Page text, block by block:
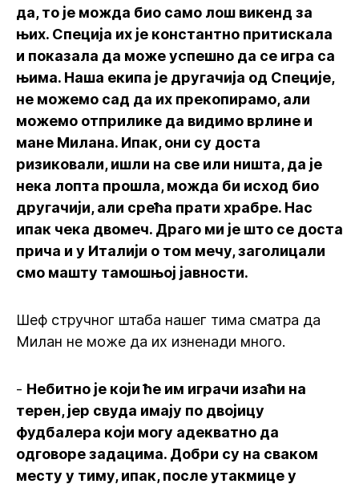
да, то је можда био само лош викенд за
њих. Специја их је константно притискала
и показала да може успешно да се игра са
њима. Наша екипа је другачија од Специје,
не можемо сад да их прекопирамо, али
можемо отприлике да видимо врлине и
мане Милана. Ипак, они су доста
ризиковали, ишли на све или ништа, да је
нека лопта прошла, можда би исход био
другачији, али срећа прати храбре. Нас
ипак чека двомеч. Драго ми је што се доста
прича и у Италији о том мечу, заголицали
смо машту тамошњој јавности.
Шеф стручног штаба нашег тима сматра да
Милан не може да их изненади много.
- Небитно је који ће им играчи изаћи на
терен, јер свуда имају по двојицу
фудбалера који могу адекватно да
одговоре задацима. Добри су на сваком
месту у тиму, ипак, после утакмице у